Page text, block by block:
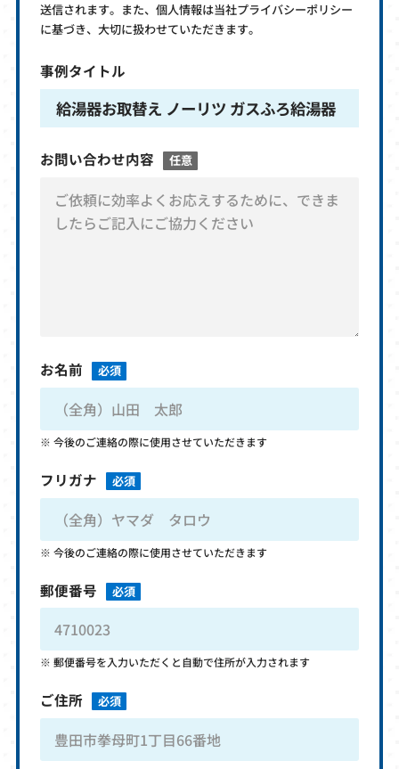
送信されます。また、個人情報は当社プライバシーポリシー
に基づき、大切に扱わせていただきます。
事例タイトル
給湯器お取替え ノーリツ ガスふろ給湯器
お問い合わせ内容 任意
お名前 必須
今後のご連絡の際に使用させていただきます
フリガナ 必須
今後のご連絡の際に使用させていただきます
郵便番号 必須
郵便番号を入力いただくと自動で住所が入力されます
ご住所 必須